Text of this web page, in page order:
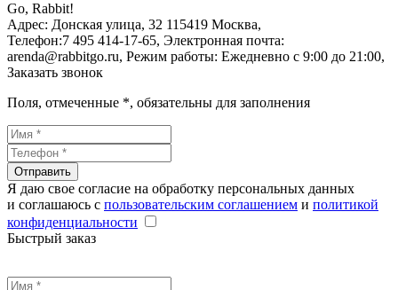
Go, Rabbit!
Адрес: Донская улица, 32 115419 Москва,
Телефон:7 495 414-17-65, Электронная почта:
arenda@rabbitgo.ru, Режим работы: Ежедневно с 9:00 до 21:00,
Заказать звонок
Поля, отмеченные *, обязательны для заполнения
Отправить
Я даю свое согласие на обработку персональных данных
и соглашаюсь с пользовательским соглашением и политикой
конфиденциальности
Быстрый заказ